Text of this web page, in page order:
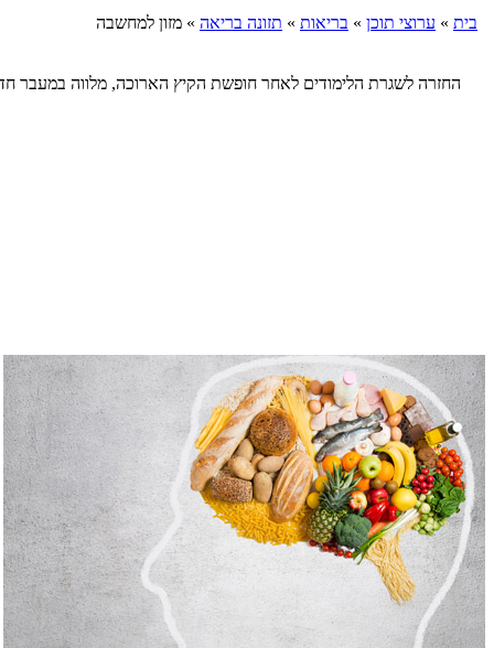
בית » ערוצי תוכן » בריאות » תזונה בריאה » מזון למחשבה
החזרה לשגרת הלימודים לאחר חופשת הקיץ הארוכה, מלווה במעבר חד